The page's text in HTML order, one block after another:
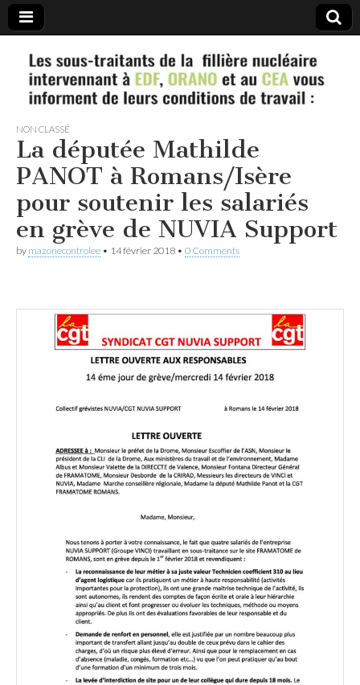
#Nucleaire
les sous-
traitants
vous
informent
NON CLASSÉ
La députée Mathilde
PANOT à Romans/Isère
pour soutenir les salariés
en grève de NUVIA Support
by mazonecontrolee • 14 février 2018 • 0 Comments